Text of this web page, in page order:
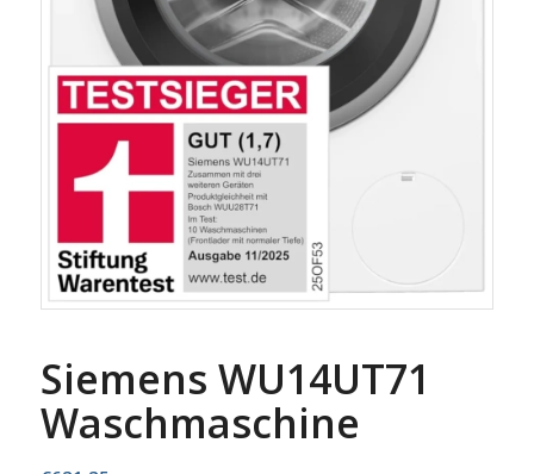
Siemens WU14UT71
Waschmaschine